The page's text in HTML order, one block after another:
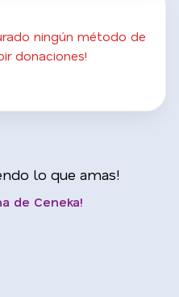
ningún método de
donaciones!
lo que amas!
de Ceneka!